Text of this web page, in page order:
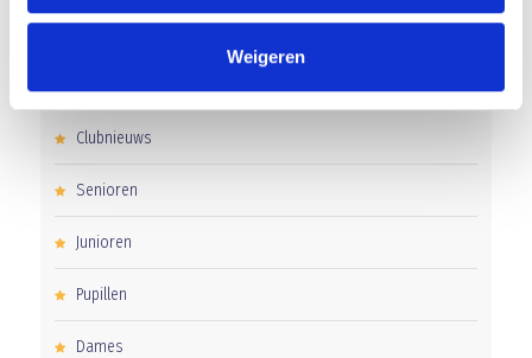
Weigeren
Clubnieuws
Senioren
Junioren
Pupillen
Dames